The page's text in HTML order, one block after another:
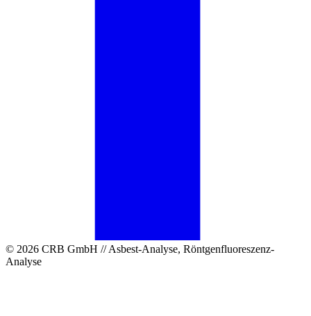
© 2026 CRB GmbH // Asbest-Analyse, Röntgenfluoreszenz-
Analyse